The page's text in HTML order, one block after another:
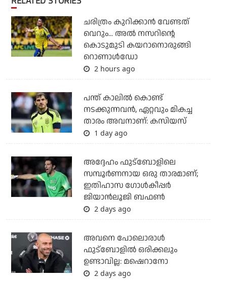
ചരിത്രം കുറിക്കാന്‍ വേണ്ടത്
വെറും... അല്‍ നസറിന്റെ
കൊടുമുടി കയറാനൊരുങ്ങി
റൊണാള്‍ഡോ
2 hours ago
പന്ത് കാലില്‍ കൊണ്ട്
നടക്കുന്നവന്‍, ഏറ്റവും മികച്ച
താരം അവനാണ്: കസിയസ്
1 day ago
അദ്ദേഹം ഫുട്‌ബോളിലെ
സമ്പൂര്‍ണനായ ഒരു താരമാണ്;
ഇതിഹാസ ഗോള്‍കീപ്പര്‍
ജിയാന്‍ലൂജി ബഫണ്‍
2 days ago
അവനെ പോലൊരാൾ
ഫുട്ബോളിൽ ഒരിക്കലും
ഉണ്ടാവില്ല: മഷെറാനോ
2 days ago